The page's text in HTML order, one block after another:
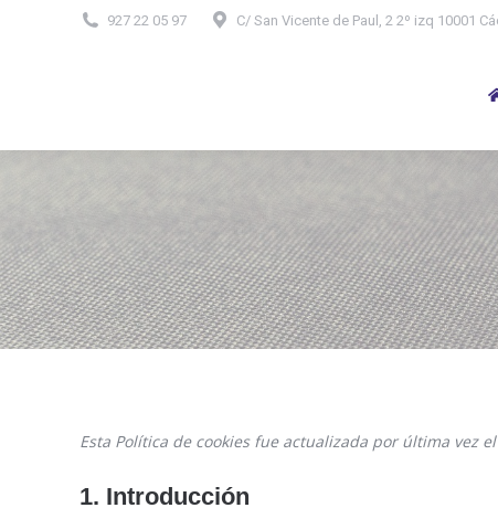
927 22 05 97 C/ San Vicente de Paul, 2 2º izq 10001
Esta Política de cookies fue actualizada por última vez
1. Introducción